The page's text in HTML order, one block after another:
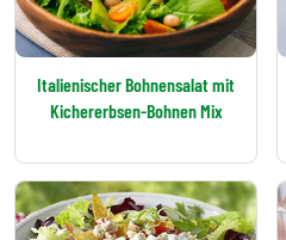
Italienischer Bohnensalat mit
Kichererbsen-Bohnen Mix